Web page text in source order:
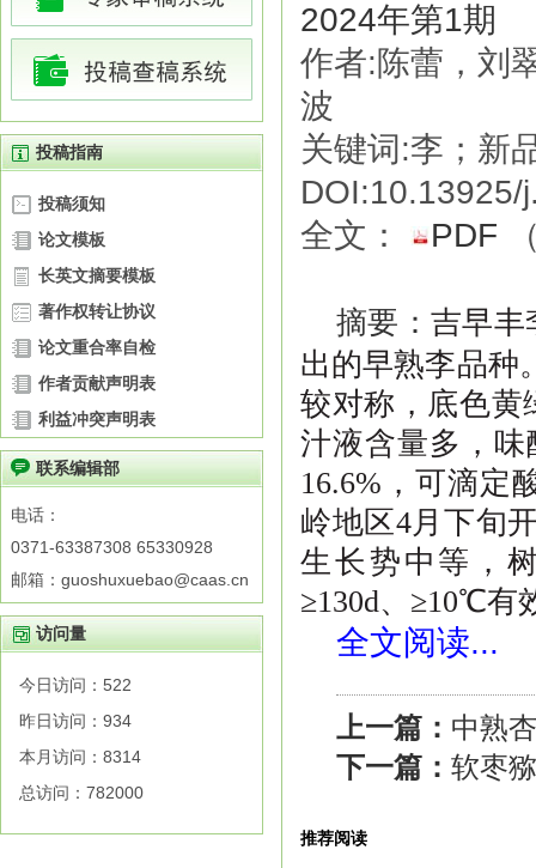
投稿指南
投稿须知
论文模板
长英文摘要模板
著作权转让协议
论文重合率自检
作者贡献声明表
利益冲突声明表
联系编辑部
电话：
0371-63387308 65330928
邮箱：guoshuxuebao@caas.cn
访问量
今日访问： 522
昨日访问： 934
本月访问： 8314
总访问： 782000
2024年第1期
作者:陈蕾，刘
波
关键词:李；新
DOI:10.13925/
全文：
PDF
摘要： 吉早丰
出的早熟李品种
较对称，底色黄
汁液含量多，
16.6% ，可滴定
岭地区4月下旬
生长势中等，
≥130d、 ≥10℃有
全文阅读...
上一篇： 中熟
下一篇： 软枣